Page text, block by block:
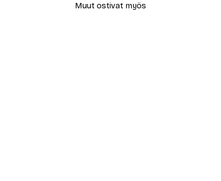
Muut ostivat myös